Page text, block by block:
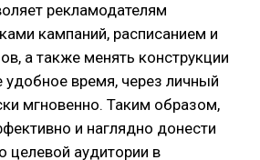
рекламодателям
кампаний, расписанием и
а также менять конструкции
время, через личный
мгновенно. Таким образом,
и наглядно донести
целевой аудитории в